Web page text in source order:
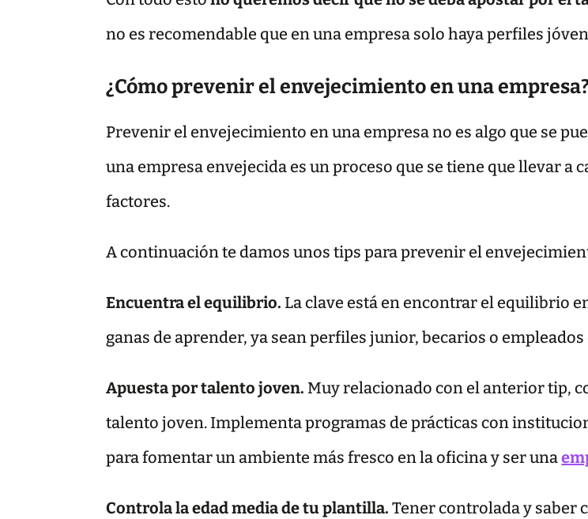
no es recomendable que en una empresa solo haya perfiles
¿Cómo prevenir el envejecimiento en una
Prevenir el envejecimiento en una empresa no es algo que se
una empresa envejecida es un proceso que se tiene que llevar a
factores.
A continuación te damos unos tips para prevenir el
Encuentra el equilibrio. La clave está en encontrar el equilibrio
ganas de aprender, ya sean perfiles junior, becarios o empleados
Apuesta por talento joven. Muy relacionado con el anterior tip,
talento joven. Implementa programas de prácticas con
para fomentar un ambiente más fresco en la oficina y ser una
Controla la edad media de tu plantilla. Tener controlada y saber